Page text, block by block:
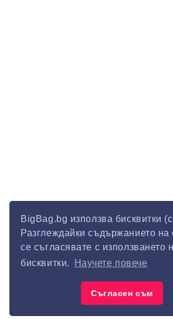
BigBag.bg използва бисквитки
Разглеждайки съдържанието на
се съгласявате с използването
бисквитки.
Научете повече
Съгласен съм